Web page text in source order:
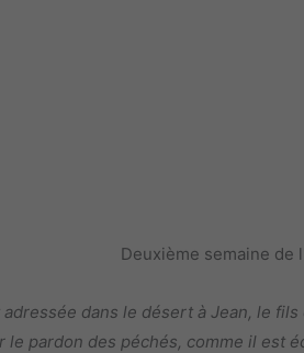
Deuxième semaine
dans le désert à Jean, le
le pardon des péchés, comme il est